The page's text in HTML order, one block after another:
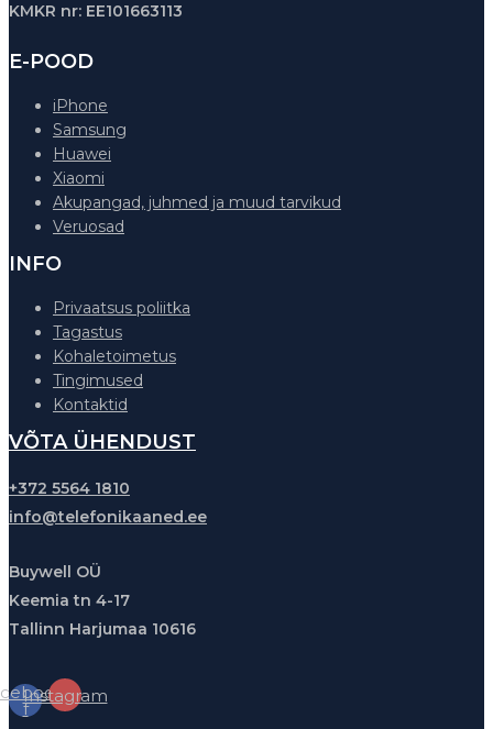
KMKR nr: EE101663113
E-POOD
iPhone
Samsung
Huawei
Xiaomi
Akupangad, juhmed ja muud tarvikud
Veruosad
INFO
Privaatsus poliitka
Tagastus
Kohaletoimetus
Tingimused
Kontaktid
VÕTA ÜHENDUST
+372 5564 1810
info@telefonikaaned.ee
Buywell OÜ
Keemia tn 4-17
Tallinn Harjumaa 10616
f
Instagram